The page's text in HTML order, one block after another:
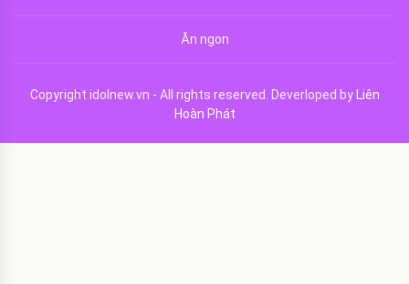
Ăn ngon
Copyright idolnew.vn - All rights reserved. Deverloped by
Liên
Hoàn Phát